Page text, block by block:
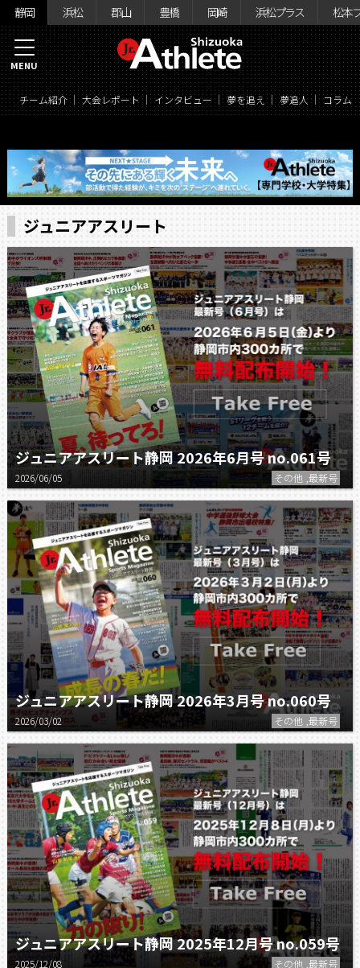
静岡 浜松 郡山 豊橋 岡崎 浜松プラス 松本
チーム紹介 大会レポート インタビュー 夢を追え 夢追人 コラム
MENU
ジュニアアスリート
ジュニアアスリート静岡 2026年6月号 no.061号
2026/06/05 その他 ,最新号
ジュニアアスリート静岡 2026年3月号 no.060号
2026/03/02 その他 ,最新号
ジュニアアスリート静岡 2025年12月号 no.059号
2025/12/08 その他 ,最新号